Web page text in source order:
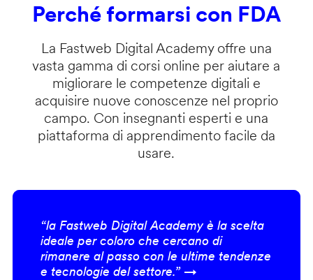
Perché formarsi con FDA
La Fastweb Digital Academy offre una
vasta gamma di corsi online per aiutare a
migliorare le competenze digitali e
acquisire nuove conoscenze nel proprio
campo. Con insegnanti esperti e una
piattaforma di apprendimento facile da
usare.
“la Fastweb Digital Academy è la scelta
ideale per coloro che cercano di
rimanere al passo con le ultime tendenze
e tecnologie del settore.” →